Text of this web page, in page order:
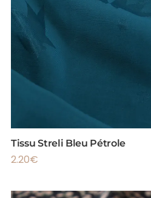
Tissu Streli Bleu Pétrole
2.20€